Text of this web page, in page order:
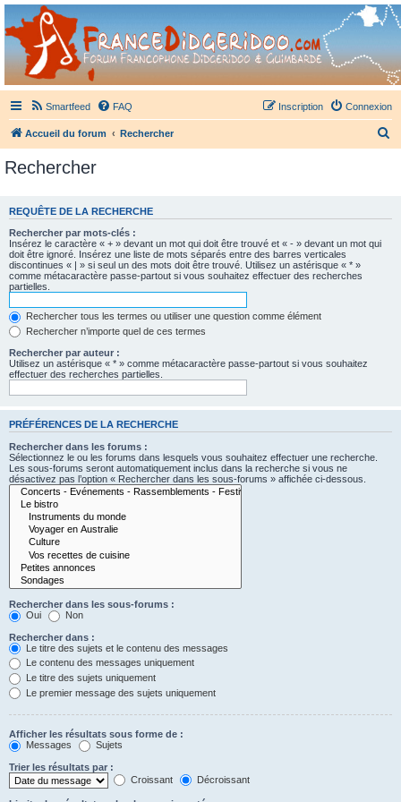
France Didgeridoo
Didgeridoo et Guimbarde sur France Didgeridoo - retrouvez la communauté.
Smartfeed FAQ Connexion
Inscription
Accueil du forum Rechercher
e
Rechercher
REQUÊTE DE LA RECHERCHE
Rechercher par mots-clés :
Insérez le caractère « + » devant un mot qui doit être trouvé et « - » devant un mot qui
doit être ignoré. Insérez une liste de mots séparés entre des barres verticales
discontinues « | » si seul un des mots doit être trouvé. Utilisez un astérisque « * »
comme métacaractère passe-partout si vous souhaitez effectuer des recherches
partielles.
Rechercher tous les termes ou utiliser une question comme élément
Rechercher n’importe quel de ces termes
Rechercher par auteur :
Utilisez un astérisque « * » comme métacaractère passe-partout si vous souhaitez
effectuer des recherches partielles.
PRÉFÉRENCES DE LA RECHERCHE
Rechercher dans les forums :
Sélectionnez le ou les forums dans lesquels vous souhaitez effectuer une recherche.
Les sous-forums seront automatiquement inclus dans la recherche si vous ne
désactivez pas l’option « Rechercher dans les sous-forums » affichée ci-dessous.
Rechercher dans les sous-forums :
Oui
Non
Rechercher dans :
Le titre des sujets et le contenu des messages
Le contenu des messages uniquement
Le titre des sujets uniquement
Le premier message des sujets uniquement
Afficher les résultats sous forme de :
Messages
Sujets
Trier les résultats par :
Croissant
Décroissant